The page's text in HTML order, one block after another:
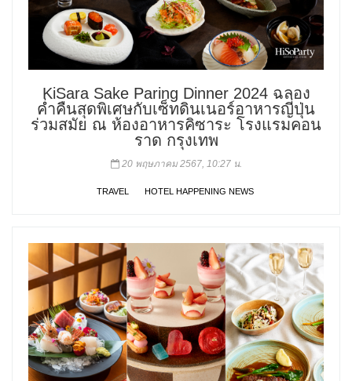
KiSara Sake Paring Dinner 2024 ฉลอง
ค่ำคืนสุดพิเศษกับเซ็ทดินเนอร์อาหารญี่ปุ่น
ร่วมสมัย ณ ห้องอาหารคิซาระ โรงแรมคอน
ราด กรุงเทพ
20 พฤษภาคม 2567, 10:27 น.
TRAVEL HOTEL HAPPENING NEWS